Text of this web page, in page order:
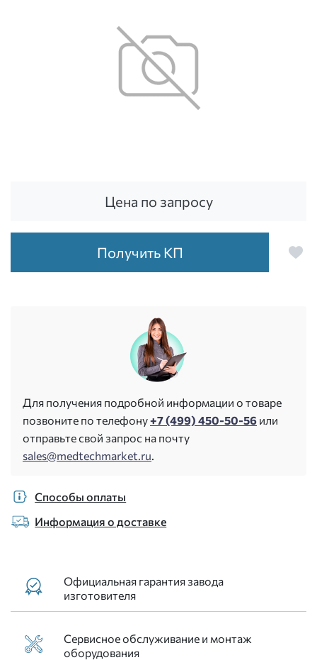
Цена по запросу
Получить КП
Для получения подробной информации о товаре
позвоните по телефону+7 (499) 450-50-56 или
отправьте свой запрос на почту
sales@medtechmarket.ru.
Способы оплаты
Информация о доставке
Официальная гарантия завода
изготовителя
Сервисное обслуживание и монтаж
оборудования